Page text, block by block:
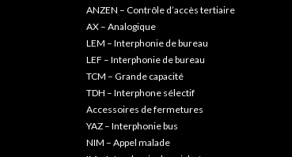
ANZEN – Contrôle d’accès tertiaire
AX – Analogique
LEM – Interphonie de bureau
LEF – Interphonie de bureau
TCM – Grande capacité
TDH – Interphone sélectif
Accessoires de fermetures
YAZ – Interphonie bus
NIM – Appel malade